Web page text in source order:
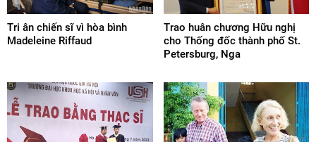
Tri ân chiến sĩ vì hòa bình
Madeleine Riffaud
Trao huân chương Hữu nghị
cho Thống đốc thành phố St.
Petersburg, Nga